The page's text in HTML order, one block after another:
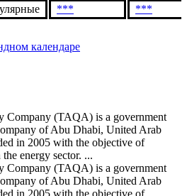
*** ***
календаре
Company (TAQA) is a government
of Abu Dhabi, United Arab
in 2005 with the objective of
energy sector. ...
Company (TAQA) is a government
of Abu Dhabi, United Arab
in 2005 with the objective of